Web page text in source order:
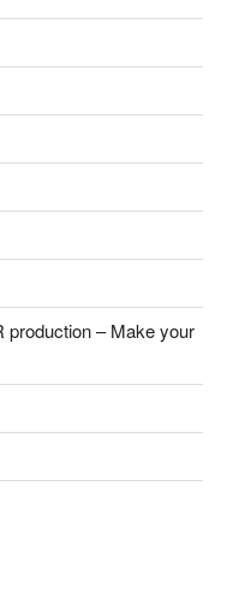
production – Make your